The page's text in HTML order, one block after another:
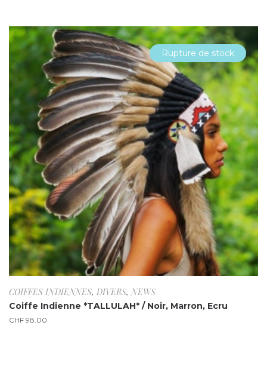
Rupture de stock
COIFFES INDIENNES, DIVERS,NEWS
Coiffe Indienne *TALLULAH* / Noir, Marron, Ecru
CHF 98.00